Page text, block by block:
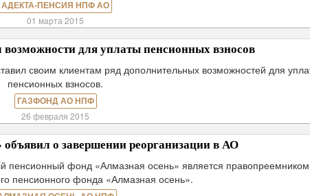
АДЕКТА-ПЕНСИЯ НПФ АО
01 марта 2015
для уплаты пенсионных взносов
своим клиентам ряд дополнительных возможностей для
пенсионных взносов.
ГАЗФОНД АО НПФ
26 февраля 2015
о завершении реорганизации в АО
пенсионный фонд «Алмазная осень» является правопреемником
пенсионного фонда «Алмазная осень».